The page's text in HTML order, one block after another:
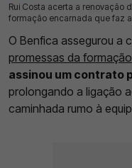
Rui Costa acerta a renovação
formação encarnada que faz
29 Jul 2026 | 17:46 | 0
O Benfica assegurou a
promessas da formação
assinou um contrato
prolongando a ligação
caminhada rumo à